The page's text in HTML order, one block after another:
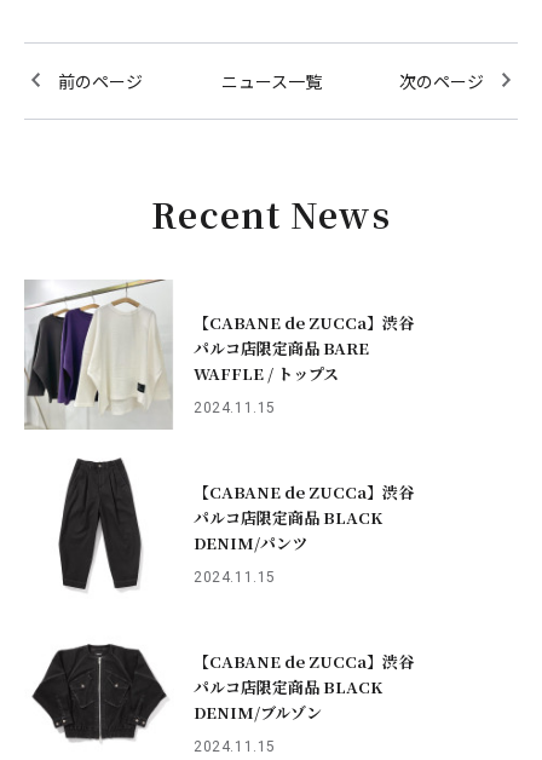
前のページ ニュース一覧 次のページ
Recent News
【CABANE de ZUCCa】渋谷
パルコ店限定商品 BARE
WAFFLE / トップス
2024.11.15
【CABANE de ZUCCa】渋谷
パルコ店限定商品 BLACK
DENIM/パンツ
2024.11.15
【CABANE de ZUCCa】渋谷
パルコ店限定商品 BLACK
DENIM/ブルゾン
2024.11.15